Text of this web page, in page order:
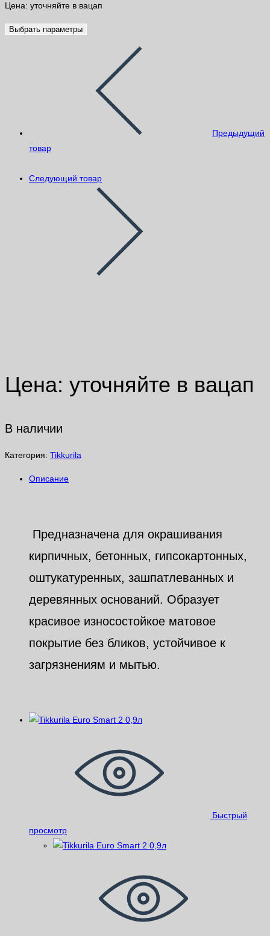
Цена: уточняйте в вацап
Выбрать параметры
Предыдущий
товар
Следующий товар
Цена: уточняйте в вацап
В наличии
Категория: Tikkurila
Описание
Предназначена для окрашивания
кирпичных, бетонных, гипсокартонных,
оштукатуренных, зашпатлеванных и
деревянных оснований. Образует
красивое износостойкое матовое
покрытие без бликов, устойчивое к
загрязнениям и мытью.
Быстрый
просмотр